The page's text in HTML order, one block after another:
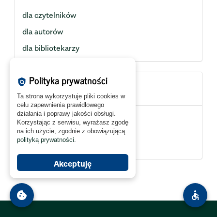
dla czytelników
dla autorów
dla bibliotekarzy
Aktualny numer
accessible
cookie
policy Polityka prywatności
Ta strona wykorzystuje pliki cookies w
celu zapewnienia prawidłowego
działania i poprawy jakości obsługi.
Korzystając z serwisu, wyrażasz zgodę
na ich użycie, zgodnie z obowiązującą
polityką prywatności
Akceptuję